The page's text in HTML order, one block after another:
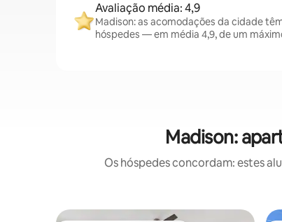
Avaliação média: 4,9
Madison: as acomodações da cidade
hóspedes — em média 4,9, de um
Madison:
Os hóspedes concordam: estes